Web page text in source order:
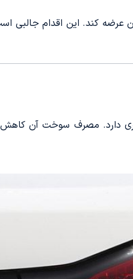
عرضه کند. این اقدام جالبی
دارد. مصرف سوخت آن کاهش